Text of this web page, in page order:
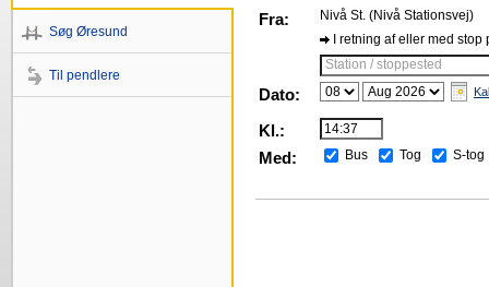
Søg Øresund
Til pendlere
Fra:
Nivå St. (Nivå Stationsvej)
I retning af eller med stop
Station / stoppested
Dato:
Kl.:
Med:
Bus Tog S-tog